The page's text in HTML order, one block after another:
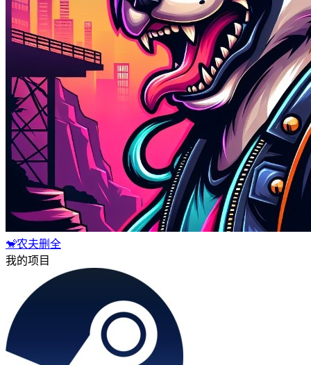
🐒农夫删全
我的项目